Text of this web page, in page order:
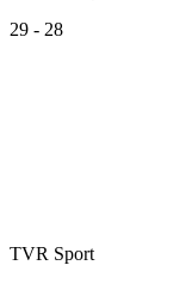
29 - 28
TVR Sport